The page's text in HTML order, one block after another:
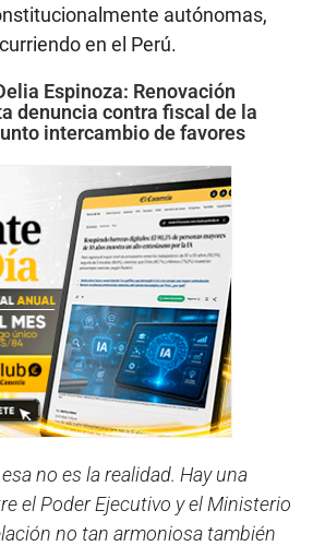
autónomas,
en el Perú.
Espinoza: Renovación
denuncia contra fiscal de la
intercambio de favores
no es la realidad. Hay una
el Poder Ejecutivo y el Ministerio
no tan armoniosa también